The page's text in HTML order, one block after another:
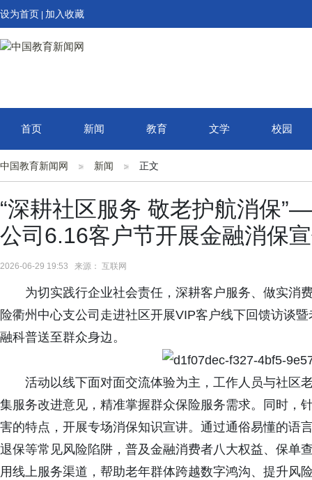
设为首页 加入收藏
首页 新闻 教育 文学 校园
中国教育新闻网 新闻 正文
“深耕社区服务 敬老护航消保
公司6.16客户节开展金融消保
2026-06-29 19:53 来源： 互联网
为切实践行企业社会责任，深耕客户服务、做实消
险衢州中心支公司 走进社区开展VIP客户线下回馈访谈
融科普送至群众身边。
活动以线下面对面交流体验为主，工作人员与社区
集服务改进意见，精准掌握群众保险服务需求。同时，
害的特点，开展专场消保知识宣讲。通过通俗易懂的语
退保等常见风险陷阱，普及金融消费者八大权益、保单
用线上服务渠道，帮助老年群体跨越数字鸿沟、提升风